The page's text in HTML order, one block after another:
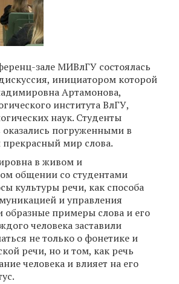
зале МИВлГУ состоялась
инициатором которой
Артамонова,
института ВлГУ,
наук. Студенты
погруженными в
мир слова.
в живом и
общении со студентами
культуры речи, как способа
и управления
примеры слова и его
человека заставили
не только о фонетике и
речи, но и том, как речь
человека и влияет на его